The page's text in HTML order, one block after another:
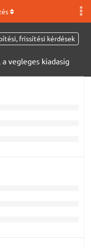
frissítési kérdések
vegleges kiadasig